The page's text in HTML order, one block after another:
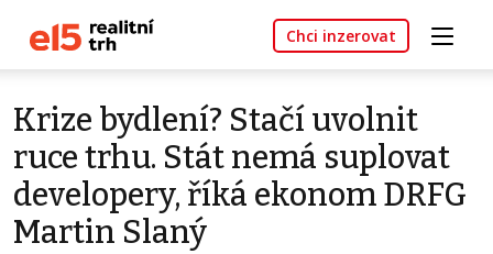
Chci inzerovat
Krize bydlení? Stačí uvolnit
ruce trhu. Stát nemá suplovat
developery, říká ekonom DRFG
Martin Slaný